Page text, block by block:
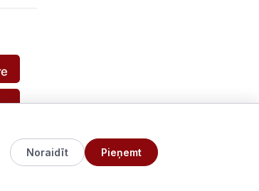
Noraidīt Pieņemt